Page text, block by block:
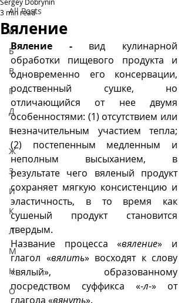
All Posts
А
Б
В
Г
Д
Е
Ж
З
И
К
Л
М
Н
О
Вяление
3 min read
Вяление - вид кулинарной
обработки пищевого продукта и
одновременно его консервации,
родственный сушке, но
отличающийся от нее двумя
особенностями: (1) отсутствием или
незначительным участием тепла;
(2) постепенным медленным и
неполным высыханием, в
результате чего вяленый продукт
сохраняет мягкую консистенцию и
эластичность, в то время как
сушеный продукт становится
твердым.
Название процесса «вяление» и
глагол «вялить» восходят к слову
«вялый», образованному
посредством суффикса «-л-» от
глагола «вянуть».